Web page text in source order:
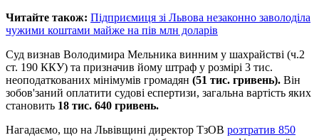
Читайте також: Підприємиця зі Львова незаконно заволоділа
чужими коштами майже на пів млн доларів
Суд визнав Володимира Мельника винним у шахрайстві (ч.2
ст. 190 ККУ) та призначив йому штраф у розмірі 3 тис.
неоподаткованих мінімумів громадян (51 тис. гривень). Він
зобов'заний оплатити судові еспертизи, загальна вартість яких
становить 18 тис. 640 гривень.
Нагадаємо, що на Львівщині директор ТзОВ розтратив 850